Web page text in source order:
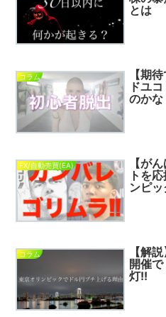
とは
コラム
【期
ドユ
のかな
FX/自動売買(EA)
【が
トを
ンピッ
コラム
【解
開催
灯!!